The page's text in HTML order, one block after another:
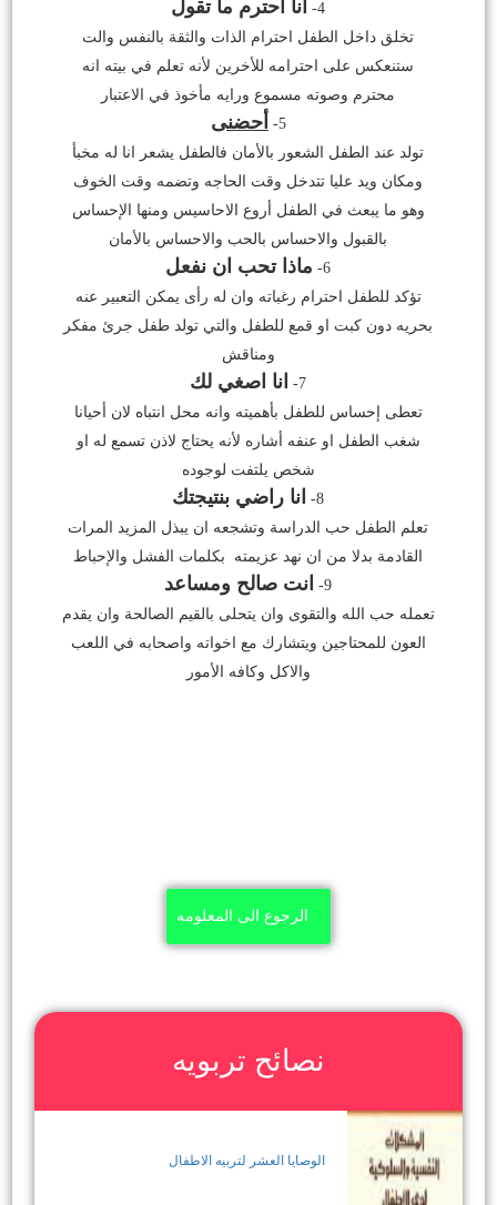
4-
أنا احترم ما تقول
تخلق داخل الطفل احترام الذات والثقة بالنفس والت
ستنعكس على احترامه للأخرين لأنه تعلم في بيته انه
محترم وصوته مسموع ورايه مأخوذ في الاعتبار
5-
أحضنى
تولد عند الطفل الشعور بالأمان فالطفل يشعر انا له مخبأ
ومكان ويد عليا تتدخل وقت الحاجه وتضمه وقت الخوف
وهو ما يبعث في الطفل أروع الاحاسيس ومنها الإحساس
بالقبول والاحساس بالحب والاحساس بالأمان
6-
ماذا تحب ان نفعل
تؤكد للطفل احترام رغباته وان له رأى يمكن التعبير عنه
بحريه دون كبت او قمع للطفل والتي تولد طفل جرئ مفكر
ومناقش
7-
انا اصغي لك
تعطى إحساس للطفل بأهميته وانه محل انتباه لان أحيانا
شغب الطفل او عنفه أشاره لأنه يحتاج لاذن تسمع له او
شخص يلتفت لوجوده
8-
انا راضي بنتيجتك
تعلم الطفل حب الدراسة وتشجعه ان يبذل المزيد المرات
القادمة بدلا من ان نهد عزيمته بكلمات الفشل والإحباط
9-
انت صالح ومساعد
تعمله حب الله والتقوى وان يتحلى بالقيم الصالحة وان يقدم
العون للمحتاجين ويتشارك مع اخواته واصحابه في اللعب
والاكل وكافه الأمور
الرجوع الى المعلومه
نصائح تربويه
الوصايا العشر لتربيه الاطفال